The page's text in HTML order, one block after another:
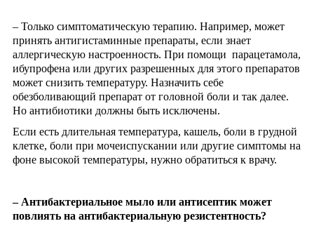
– Только симптоматическую терапию. Например, может
принять антигистаминные препараты, если знает
аллергическую настроенность. При помощи парацетамола,
ибупрофена или других разрешенных для этого препаратов
может снизить температуру. Назначить себе
обезболивающий препарат от головной боли и так далее.
Но антибиотики должны быть исключены.
Если есть длительная температура, кашель, боли в грудной
клетке, боли при мочеиспускании или другие симптомы на
фоне высокой температуры, нужно обратиться к врачу.
– Антибактериальное мыло или антисептик может
повлиять на антибактериальную резистентность?